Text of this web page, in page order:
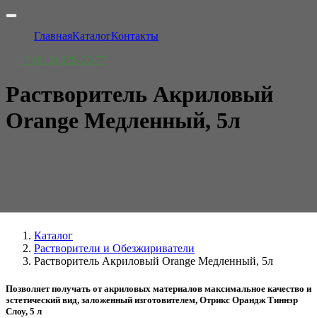
ГлавнаяКаталогКонтакты
+7 (812) 329-00-77
Растворитель Акриловый
Orange Медленный, 5л
Каталог
Растворители и Обезжириватели
Растворитель Акриловый Orange Медленный, 5л
Позволяет получать от акриловых материалов максимальное качество и
эстетический вид, заложенный изготовителем, Отрикс Орандж Тиннэр
Слоу, 5 л